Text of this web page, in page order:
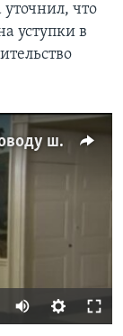
уточнил, что
уступки в
Обращение президента США по поводу шатдауна